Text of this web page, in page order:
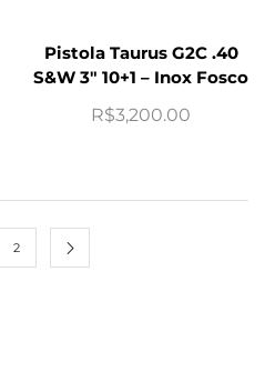
Pistola Taurus G2C .40
S&W 3″ 10+1 – Inox Fosco
R$3,200.00
2